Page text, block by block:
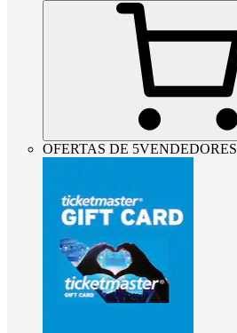
OFERTAS DE 5VENDEDORES